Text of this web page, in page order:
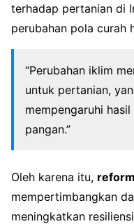
terhadap pertanian di
perubahan pola curah
“Perubahan iklim
untuk pertanian,
mempengaruhi
pangan.”
Oleh karena itu,
mempertimbangkan
meningkatkan